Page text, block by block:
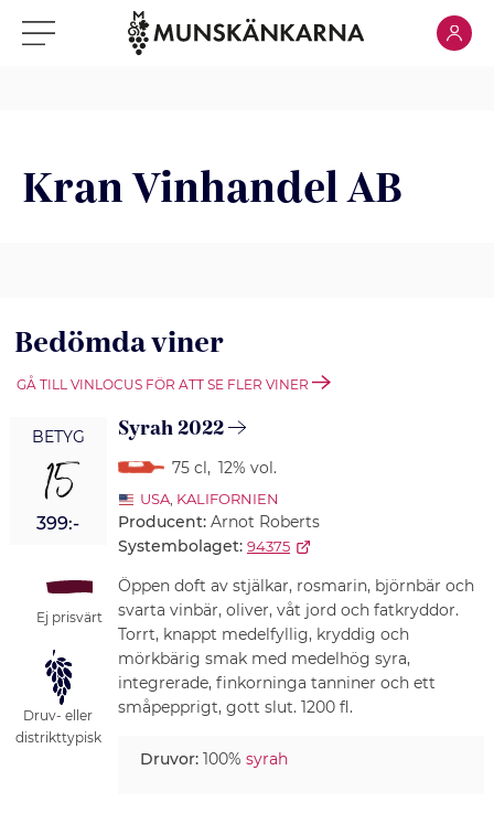
Klicka för meny Klicka
Kran Vinhandel AB
Bedömda viner
GÅ TILL VINLOCUS FÖR ATT SE FLER VINER
BETYG
15
399:-
Ej prisvärt
Druv- eller
distrikttypisk
Syrah 2022
75 cl, 12% vol.
USA, KALIFORNIEN
Producent: Arnot Roberts
Systembolaget: 94375
Öppen doft av stjälkar, rosmarin, björnbär och
svarta vinbär, oliver, våt jord och fatkryddor.
Torrt, knappt medelfyllig, kryddig och
mörkbärig smak med medelhög syra,
integrerade, finkorninga tanniner och ett
småpepprigt, gott slut. 1200 fl.
Druvor:100% syrah